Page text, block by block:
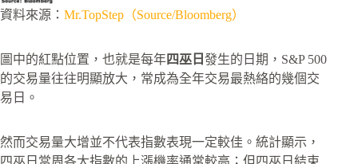
資料來源： Mr.TopStep（Source/Bloomberg）
圖中的紅點位置，也就是每年四巫日 發生的日期，S&P 500
的交易量往往明顯放大，常成為全年交易最熱絡的幾個交
易日。
然而交易量大增並不代表指數表現一定較佳。統計顯示，
四巫日當周各大指數的上漲機率通常較高；但四巫日結束